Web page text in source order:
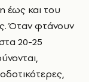
έως και του
Όταν φτάνουν
20-25